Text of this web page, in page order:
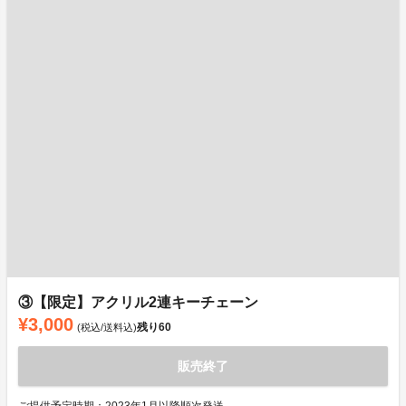
③【限定】アクリル2連キーチェーン
¥3,000 (税込/送料込)残り60
販売終了